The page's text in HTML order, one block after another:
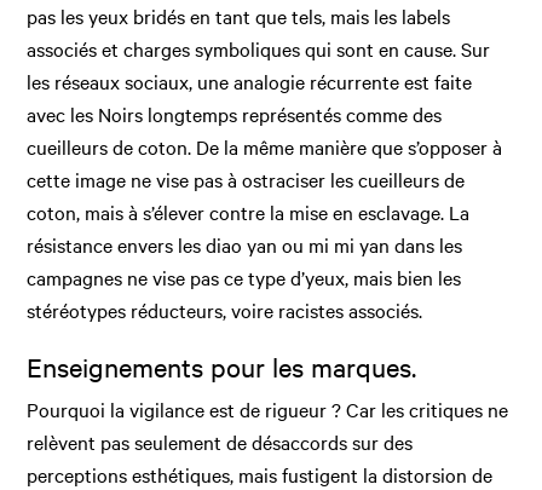
pas les yeux bridés en tant que tels, mais les labels
associés et charges symboliques qui sont en cause. Sur
les réseaux sociaux, une analogie récurrente est faite
avec les Noirs longtemps représentés comme des
cueilleurs de coton. De la même manière que s’opposer à
cette image ne vise pas à ostraciser les cueilleurs de
coton, mais à s’élever contre la mise en esclavage. La
résistance envers les diao yan ou mi mi yan dans les
campagnes ne vise pas ce type d’yeux, mais bien les
stéréotypes réducteurs, voire racistes associés.
Enseignements pour les marques.
Pourquoi la vigilance est de rigueur ? Car les critiques ne
relèvent pas seulement de désaccords sur des
perceptions esthétiques, mais fustigent la distorsion de